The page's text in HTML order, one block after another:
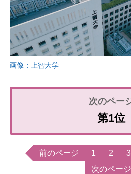
画像：上智大学
第1位
前のページ 1 2 3
次のページ